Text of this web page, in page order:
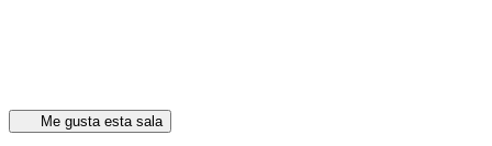
Me gusta esta sala